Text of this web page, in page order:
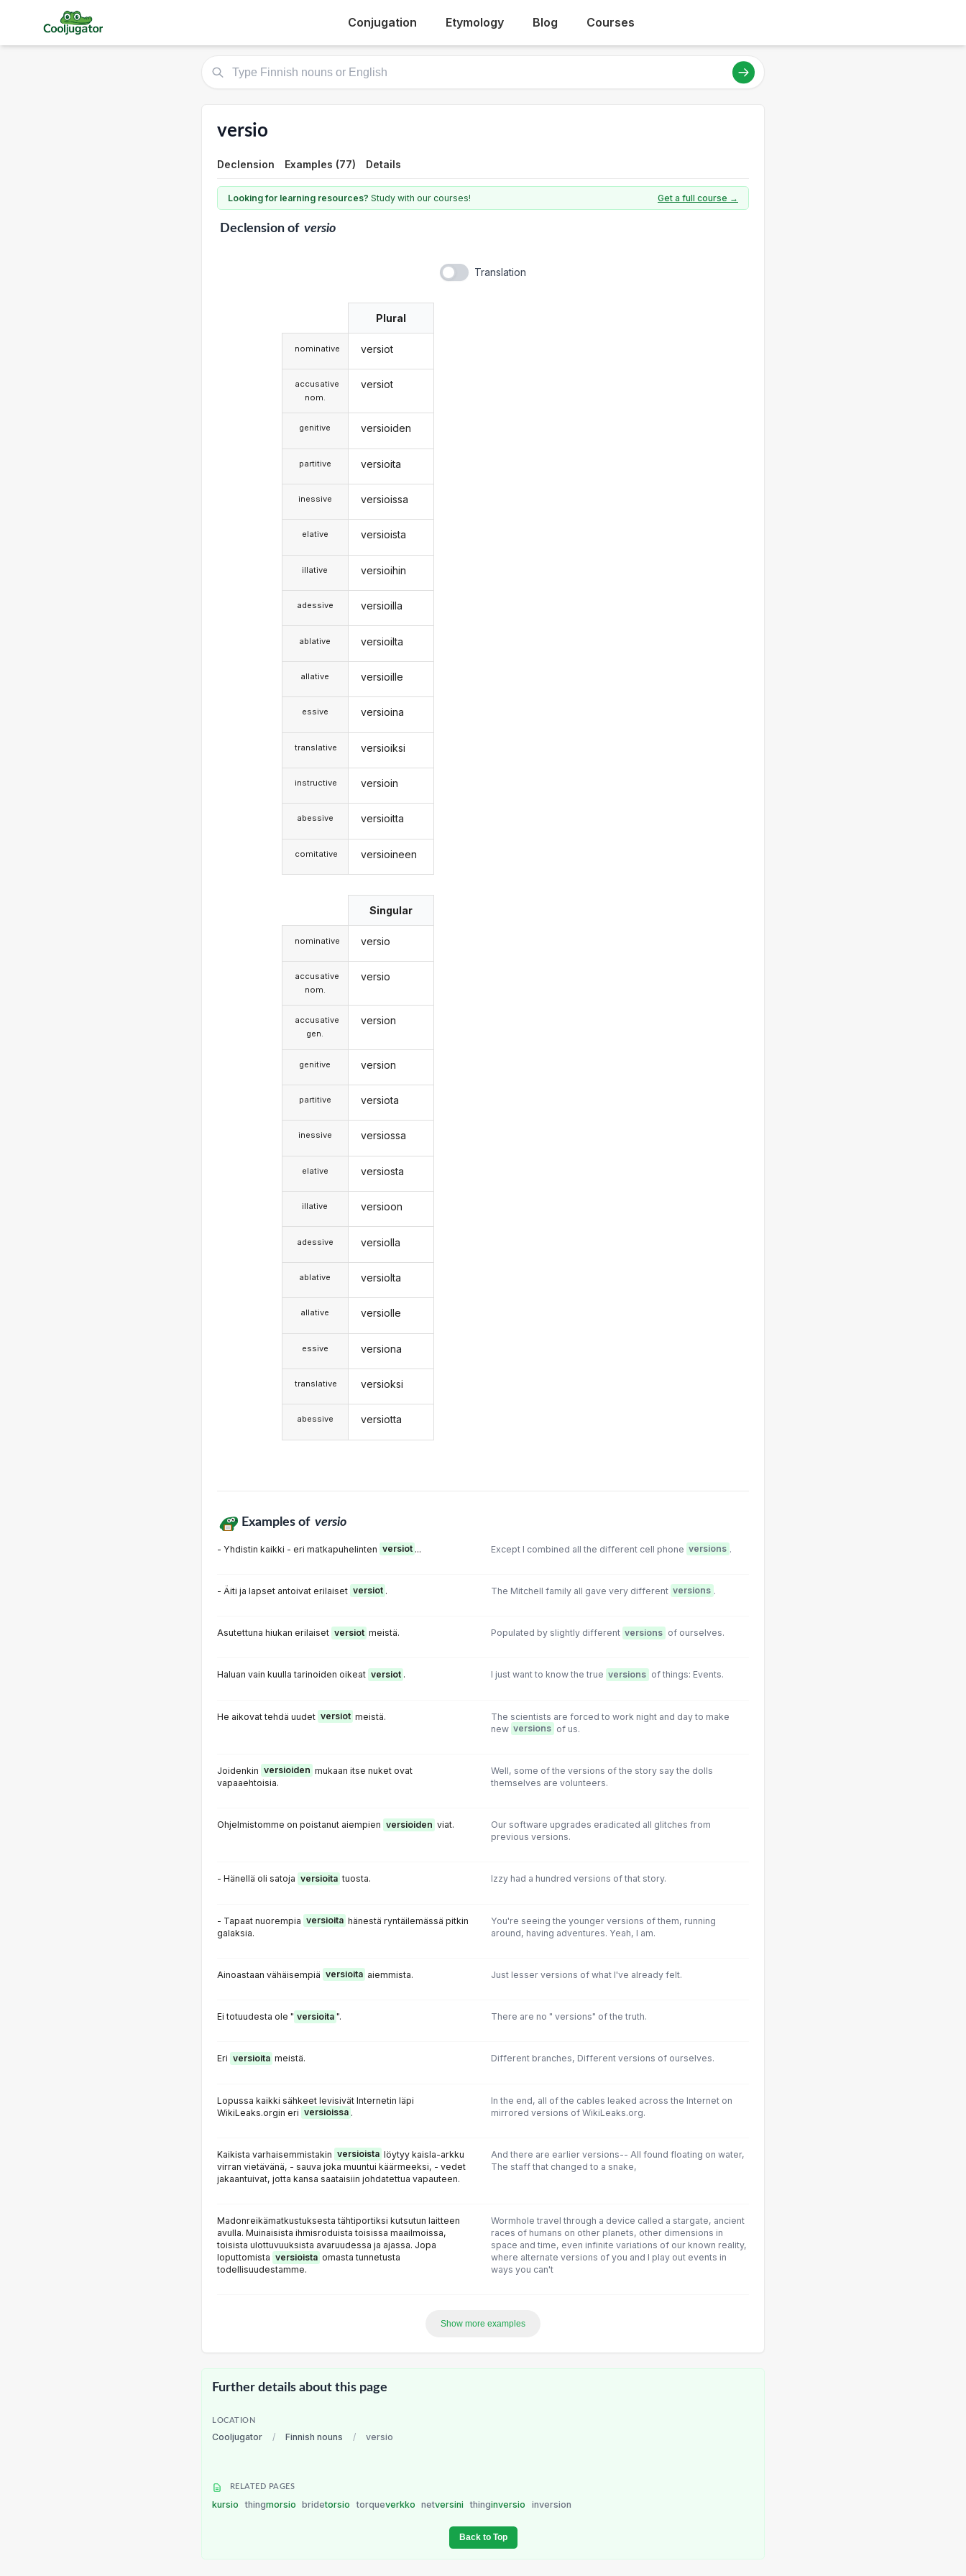
Conjugation Etymology Blog Courses
versio
Declension Examples (77) Details
Looking for learning resources? Study with our courses! Get a full course →
Declensionof versio
Translation
nominative
accusative
nom.
genitive
partitive
inessive
elative
illative
adessive
ablative
allative
essive
translative
instructive
abessive
comitative
Plural
versiot
versiot
versioiden
versioita
versioissa
versioista
versioihin
versioilla
versioilta
versioille
versioina
versioiksi
versioin
versioitta
versioineen
nominative
accusative
nom.
accusative
gen.
genitive
partitive
inessive
elative
illative
adessive
ablative
allative
essive
translative
abessive
Singular
versio
versio
version
version
versiota
versiossa
versiosta
versioon
versiolla
versiolta
versiolle
versiona
versioksi
versiotta
Examples of versio
- Yhdistin kaikki - eri matkapuhelinten versiot ... Except I combined all the different cell phone versions .
- Äiti ja lapset antoivat erilaiset versiot . The Mitchell family all gave very different versions .
Asutettuna hiukan erilaiset versiot meistä. Populated by slightly different versions of ourselves.
Haluan vain kuulla tarinoiden oikeat versiot . I just want to know the true versions of things: Events.
He aikovat tehdä uudet versiot meistä.
The scientists are forced to work night and day to make
new versions of us.
Joidenkin versioiden mukaan itse nuket ovat
vapaaehtoisia.
Well, some of the versions of the story say the dolls
themselves are volunteers.
Ohjelmistomme on poistanut aiempien versioiden viat.
Our software upgrades eradicated all glitches from
previous versions.
- Hänellä oli satoja versioita tuosta. Izzy had a hundred versions of that story.
- Tapaat nuorempia versioita hänestä ryntäilemässä pitkin
galaksia.
You're seeing the younger versions of them, running
around, having adventures. Yeah, I am.
Ainoastaan vähäisempiä versioita aiemmista. Just lesser versions of what I've already felt.
Ei totuudesta ole " versioita ". There are no " versions" of the truth.
Eri versioita meistä. Different branches, Different versions of ourselves.
Lopussa kaikki sähkeet levisivät Internetin läpi
WikiLeaks.orgin eri versioissa .
In the end, all of the cables leaked across the Internet on
mirrored versions of WikiLeaks.org.
Kaikista varhaisemmistakin versioista löytyy kaisla-arkku
virran vietävänä, - sauva joka muuntui käärmeeksi, - vedet
jakaantuivat, jotta kansa saataisiin johdatettua vapauteen.
And there are earlier versions-- All found floating on water,
The staff that changed to a snake,
Madonreikämatkustuksesta tähtiportiksi kutsutun laitteen
avulla. Muinaisista ihmisroduista toisissa maailmoissa,
toisista ulottuvuuksista avaruudessa ja ajassa. Jopa
loputtomista versioista omasta tunnetusta
todellisuudestamme.
Wormhole travel through a device called a stargate, ancient
races of humans on other planets, other dimensions in
space and time, even infinite variations of our known reality,
where alternate versions of you and I play out events in
ways you can't
Show more examples
Further details about this page
LOCATION
Cooljugator / Finnish nouns / versio
RELATED PAGES
kursio thingmorsio bridetorsio torqueverkko netversini thinginversio inversion
Back to Top